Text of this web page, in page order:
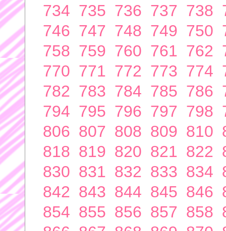
734 735 736 737 738
746 747 748 749 750
758 759 760 761 762
770 771 772 773 774
782 783 784 785 786
794 795 796 797 798
806 807 808 809 810
818 819 820 821 822
830 831 832 833 834
842 843 844 845 846
854 855 856 857 858